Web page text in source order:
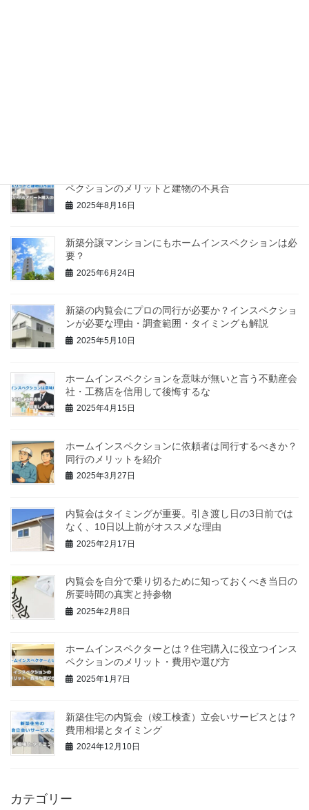
ペクションのメリットと建物の不具合
2025年8月16日
新築分譲マンションにもホームインスペクションは必
要？
2025年6月24日
新築の内覧会にプロの同行が必要か？インスペクショ
ンが必要な理由・調査範囲・タイミングも解説
2025年5月10日
ホームインスペクションを意味が無いと言う不動産会
社・工務店を信用して後悔するな
2025年4月15日
ホームインスペクションに依頼者は同行するべきか？
同行のメリットを紹介
2025年3月27日
内覧会はタイミングが重要。引き渡し日の3日前では
なく、10日以上前がオススメな理由
2025年2月17日
内覧会を自分で乗り切るために知っておくべき当日の
所要時間の真実と持参物
2025年2月8日
ホームインスペクターとは？住宅購入に役立つインス
ペクションのメリット・費用や選び方
2025年1月7日
新築住宅の内覧会（竣工検査）立会いサービスとは？
費用相場とタイミング
2024年12月10日
カテゴリー